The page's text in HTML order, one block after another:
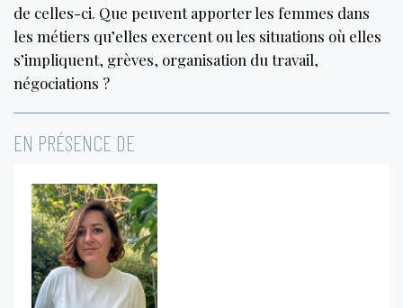
de celles-ci. Que peuvent apporter les femmes dans
les métiers qu’elles exercent ou les situations où elles
s’impliquent, grèves, organisation du travail,
négociations ?
EN PRÉSENCE DE